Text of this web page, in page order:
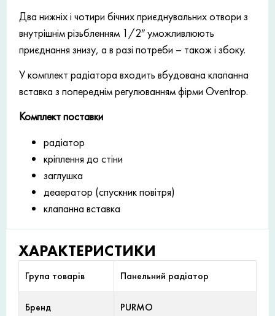
Два нижніх і чотири бічних приєднувальних отвори з
внутрішнім різьбленням 1/2″ уможливлюють
приєднання знизу, а в разі потреби – також і збоку.
У комплект радіатора входить вбудована клапанна
вставка з попереднім регулюванням фірми Oventrop.
Комплект поставки
радіатор
кріплення до стіни
заглушка
деаератор (спускник повітря)
клапанна вставка
ХАРАКТЕРИСТИКИ
Група товарів Панельний радіатор
Бренд PURMO